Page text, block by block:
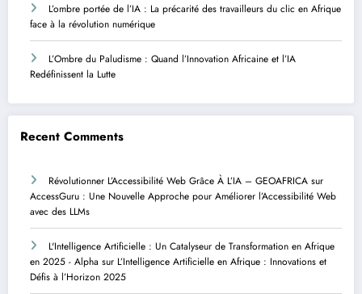
L’ombre portée de l’IA : La précarité des travailleurs du clic en Afrique
face à la révolution numérique
L’Ombre du Paludisme : Quand l’Innovation Africaine et l’IA
Redéfinissent la Lutte
Recent Comments
Révolutionner L’Accessibilité Web Grâce À L’IA – GEOAFRICA sur
AccessGuru : Une Nouvelle Approche pour Améliorer l’Accessibilité Web
avec des LLMs
L'Intelligence Artificielle : Un Catalyseur de Transformation en Afrique
en 2025 - Alpha sur L’Intelligence Artificielle en Afrique : Innovations et
Défis à l’Horizon 2025